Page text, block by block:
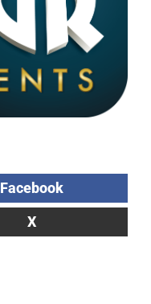
Facebook
X